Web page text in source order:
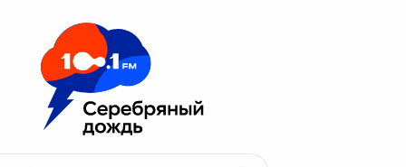
Москва 100.1 FM
Апатиты